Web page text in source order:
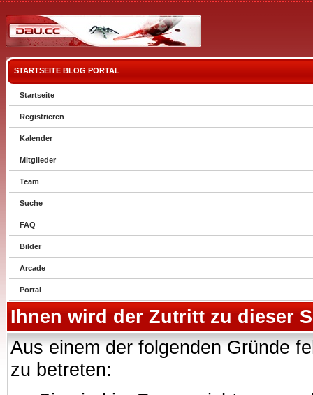
STARTSEITE BLOG PORTAL
Startseite
Registrieren
Kalender
Mitglieder
Team
Suche
FAQ
Bilder
Arcade
Portal
Ihnen wird der Zutritt zu dieser
Aus einem der folgenden Gründe
zu betreten: